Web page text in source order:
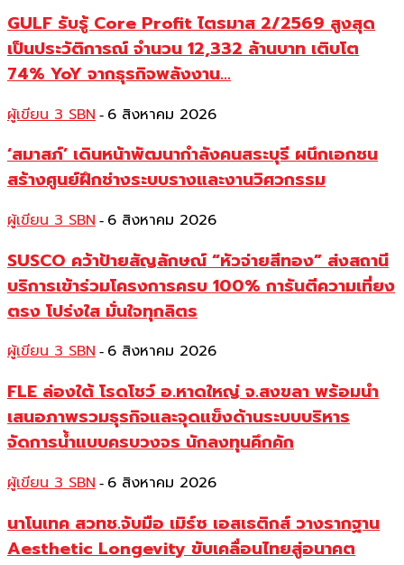
GULF รับรู้ Core Profit ไตรมาส 2/2569 สูงสุด
เป็นประวัติการณ์ จำนวน 12,332 ล้านบาท เติบโต
74% YoY จากธุรกิจพลังงาน...
ผู้เขียน 3 SBN - 6 สิงหาคม 2026
‘สมาสภ์’ เดินหน้าพัฒนากำลังคนสระบุรี ผนึกเอกชน
สร้างศูนย์ฝึกช่างระบบรางและงานวิศวกรรม
ผู้เขียน 3 SBN - 6 สิงหาคม 2026
SUSCO คว้าป้ายสัญลักษณ์ “หัวจ่ายสีทอง” ส่งสถานี
บริการเข้าร่วมโครงการครบ 100% การันตีความเที่ยง
ตรง โปร่งใส มั่นใจทุกลิตร
ผู้เขียน 3 SBN - 6 สิงหาคม 2026
FLE ล่องใต้ โรดโชว์ อ.หาดใหญ่ จ.สงขลา พร้อมนำ
เสนอภาพรวมธุรกิจและจุดแข็งด้านระบบบริหาร
จัดการน้ำแบบครบวงจร นักลงทุนคึกคัก
ผู้เขียน 3 SBN - 6 สิงหาคม 2026
นาโนเทค สวทช.จับมือ เมิร์ซ เอสเธติกส์ วางรากฐาน
Aesthetic Longevity ขับเคลื่อนไทยสู่อนาคต